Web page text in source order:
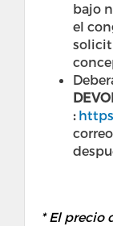
bajo
el
:
* El precio